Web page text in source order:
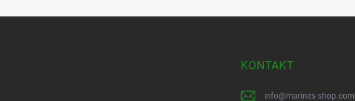
KONTAKT
info@marines-shop.com